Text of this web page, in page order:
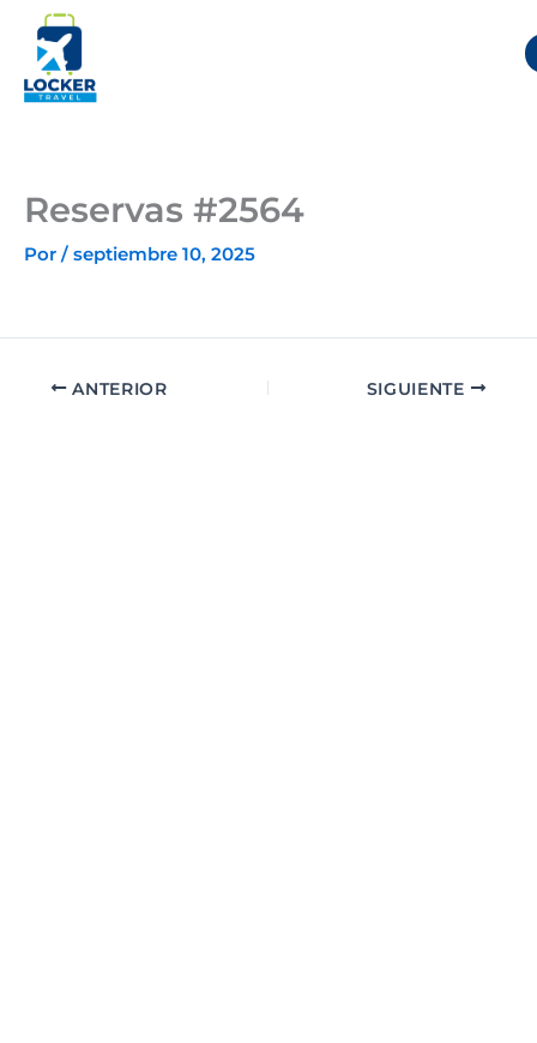
contenido
Reservas #2564
Por / septiembre 10, 2025
ANTERIOR SIGUIENTE